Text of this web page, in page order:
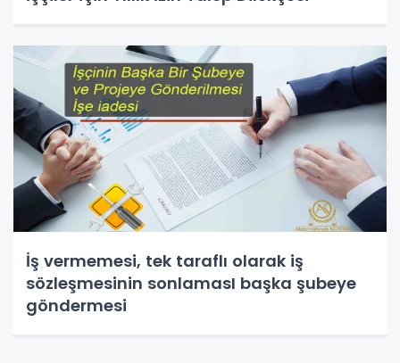
İş vermemesi, tek taraflı olarak iş
sözleşmesinin sonlamasI başka şubeye
göndermesi